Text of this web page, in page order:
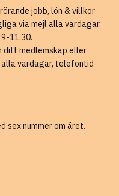
jobb, lön & villkor
via mejl alla vardagar.
11.30.
ditt medlemskap eller
vardagar, telefontid
sex nummer om året.